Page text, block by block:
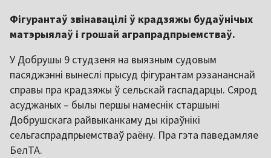
Фігурантаў звінавацілі ў крадзяжы будаўнічых
матэрыялаў і грошай аграпрадпрыемстваў.
У Добрушы 9 студзеня на выязным судовым
пасяджэнні вынеслі прысуд фігурантам рэзананснай
справы пра крадзяжы ў сельскай гаспадарцы. Сярод
асуджаных – былы першы намеснік старшыні
Добрушскага райвыканкаму ды кіраўнікі
сельгаспрадпрыемстваў раёну. Пра гэта паведамляе
БелТА.